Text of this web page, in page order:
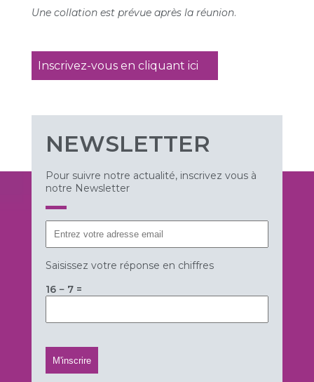
Une collation est prévue après la réunion.
Inscrivez-vous en cliquant ici
NEWSLETTER
Pour suivre notre actualité, inscrivez vous à
notre Newsletter
Saisissez votre réponse en chiffres
16 − 7 =